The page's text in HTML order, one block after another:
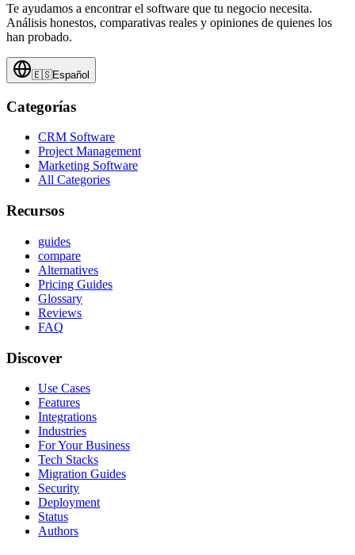
Te ayudamos a encontrar el software que tu negocio necesita.
Análisis honestos, comparativas reales y opiniones de quienes los
han probado.
🇪🇸Español
Categorías
CRM Software
Project Management
Marketing Software
All Categories
Recursos
guides
compare
Alternatives
Pricing Guides
Glossary
Reviews
FAQ
Discover
Use Cases
Features
Integrations
Industries
For Your Business
Tech Stacks
Migration Guides
Security
Deployment
Status
Authors